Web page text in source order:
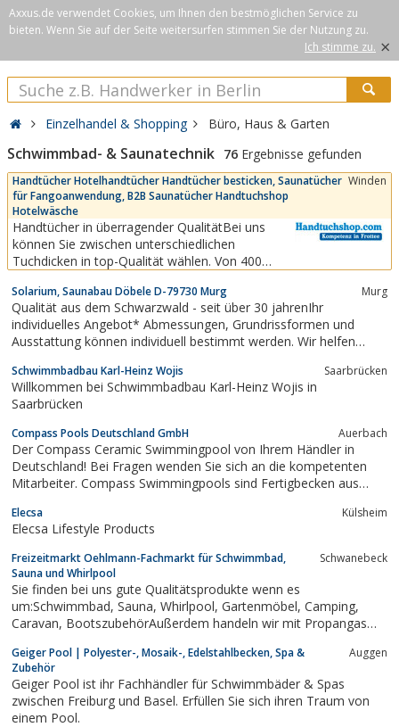
Axxus.de verwendet Cookies, um Ihnen den bestmöglichen Service zu
bieten. Wenn Sie auf der Seite weitersurfen stimmen Sie der Nutzung zu.
Ich stimme zu. ×
Einzelhandel & Shopping Büro, Haus & Garten
Schwimmbad- & Saunatechnik 76 Ergebnisse gefunden
Handtücher Hotelhandtücher Handtücher besticken, Saunatücher
für Fangoanwendung, B2B Saunatücher Handtuchshop
Hotelwäsche
Winden
Handtücher in überragender QualitätBei uns
können Sie zwischen unterschiedlichen
Tuchdicken in top-Qualität wählen. Von 400
Luxushandtuch, dem Residenz Deluxe plus mit
einer Dicke von 630 g/m². Für alle gewerblichen
und privaten Anwendungsbereiche führen wir die
passenden Frottierwaren,...
Solarium, Saunabau Döbele D-79730 Murg Murg
Qualität aus dem Schwarzwald - seit über 30 jahrenIhr
individuelles Angebot* Abmessungen, Grundrissformen und
Ausstattung können individuell bestimmt werden. Wir helfen
Angebot für Ihre Sauna.
Schwimmbadbau Karl-Heinz Wojis Saarbrücken
Willkommen bei Schwimmbadbau Karl-Heinz Wojis in
Saarbrücken
Compass Pools Deutschland GmbH Auerbach
Der Compass Ceramic Swimmingpool von Ihrem Händler in
Deutschland! Bei Fragen wenden Sie sich an die kompetenten
Mitarbeiter. Compass Swimmingpools sind Fertigbecken aus
bleiben lange echt und die Oberfläche ist robust gegen Salz,
Chlor, Ozon und ähnliches. Für Ihre...
Elecsa Külsheim
Elecsa Lifestyle Products
Freizeitmarkt Oehlmann-Fachmarkt für Schwimmbad,
Sauna und Whirlpool
Schwanebeck
Sie finden bei uns gute Qualitätsprodukte wenn es
um:Schwimmbad, Sauna, Whirlpool, Gartenmöbel, Camping,
Caravan, BootszubehörAußerdem handeln wir mit Propangas
Geiger Pool | Polyester-, Mosaik-, Edelstahlbecken, Spa &
Zubehör
Auggen
Geiger Pool ist ihr Fachhändler für Schwimmbäder & Spas
zwischen Freiburg und Basel. Erfüllen Sie sich ihren Traum von
einem Pool.